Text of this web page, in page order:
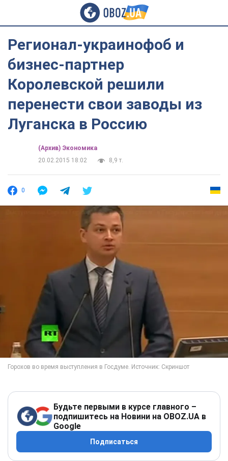
Регионал-украинофоб и
бизнес-партнер
Королевской решили
перенести свои заводы из
Луганска в Россию
(Архив) Экономика
20.02.2015 18:02
8,9 т.
0
Будьте первыми в курсе главного –
подпишитесь на Новини на OBOZ.UA в
Google
Подписаться